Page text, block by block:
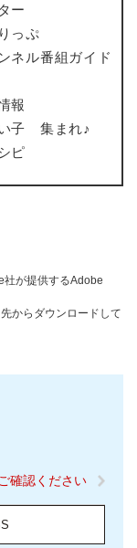
ー
っぷ
ネル番組ガイド
報
子 集まれ♪
ピ
社が提供するAdobe
からダウンロードして
確認ください